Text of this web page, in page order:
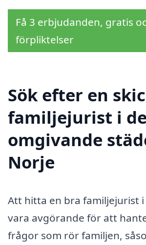
Få 3 erbjudanden, gratis
förpliktelser
Sök efter en
familjejurist i de
omgivande
Norje
Att hitta en bra familjejurist
vara avgörande för att
frågor som rör familjen,